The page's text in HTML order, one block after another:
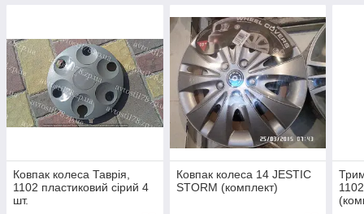
Ковпак колеса Таврія,
1102 пластиковий сірий 4
шт.
Ковпак колеса 14 JESTIC
STORM (комплект)